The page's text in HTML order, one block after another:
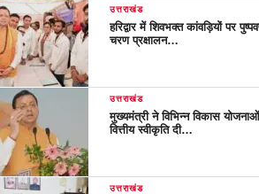
उत्तराखंड
हरिद्वार में शिवभक्त कांवड़ियों पर
चरण प्रक्षालन…
उत्तराखंड
मुख्यमंत्री ने विभिन्न विकास
वित्तीय स्वीकृति दी…
उत्तराखंड